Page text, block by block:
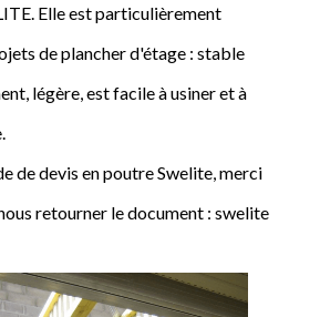
Elle est particulièrement
de plancher d'étage : stable
légère, est facile à usiner et à
de devis en poutre Swelite, merci
retourner le document : swelite